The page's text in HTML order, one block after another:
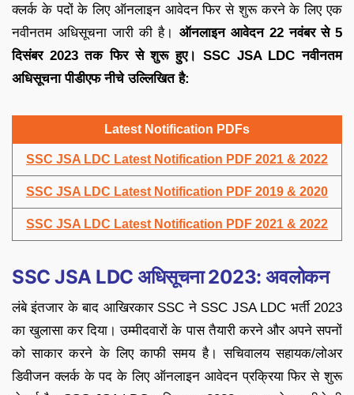
क्लर्क के पदों के लिए ऑनलाइन आवेदन फिर से शुरू करने के लिए एक
नवीनतम अधिसूचना जारी की है। ऑनलाइन आवेदन 22 नवंबर से 5
दिसंबर 2023 तक फिर से शुरू हुए। SSC JSA LDC नवीनतम
अधिसूचना पीडीएफ नीचे उल्लिखित है:
Latest Notification PDFs
SSC JSA LDC Latest Notification PDF 2021 & 2022
SSC JSA LDC Latest Notification PDF 2019 & 2020
SSC JSA LDC Latest Notification PDF 2021 & 2022
SSC JSA LDC अधिसूचना 2023: अवलोकन
लंबे इंतजार के बाद आखिरकार SSC ने SSC JSA LDC भर्ती 2023
का खुलासा कर दिया। उम्मीदवारों के पास तैयारी करने और अपने सपनों
को साकार करने के लिए काफी समय है। सचिवालय सहायक/लोअर
डिवीजन क्लर्क के पद के लिए ऑनलाइन आवेदन प्रक्रिया फिर से शुरू